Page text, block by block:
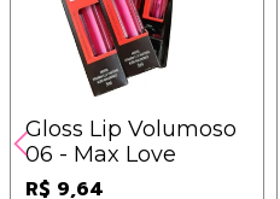
Gloss Lip Volumoso
06 - Max Love
R$ 9,64